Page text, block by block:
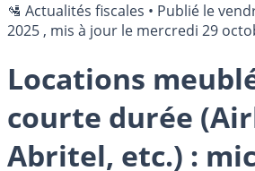
🛂 Actualités fiscales • Publié le
2025 , mis à jour le mercredi 29
Locations
courte durée
Abritel, etc.) :